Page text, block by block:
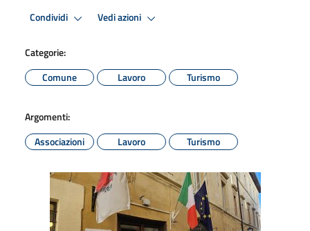
Condividi Vedi azioni
Categorie:
Comune
Lavoro Turismo
Argomenti:
Associazioni
Lavoro Turismo